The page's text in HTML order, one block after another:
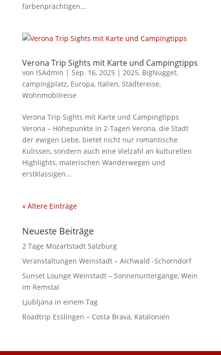
farbenprächtigen...
Verona Trip Sights mit Karte und Campingtipps
von ISAdmin | Sep. 16, 2025 | 2025, BigNugget,
campingplatz, Europa, Italien, Städtereise,
Wohnmobilreise
Verona Trip Sights mit Karte und Campingtipps
Verona – Höhepunkte in 2-Tagen Verona, die Stadt
der ewigen Liebe, bietet nicht nur romantische
Kulissen, sondern auch eine Vielzahl an kulturellen
Highlights, malerischen Wanderwegen und
erstklassigen...
« Ältere Einträge
Neueste Beiträge
2 Tage Mozartstadt Salzburg
Veranstaltungen Weinstadt – Aichwald -Schorndorf
Sunset Lounge Weinstadt – Sonnenuntergänge, Wein
im Remstal
Ljubljana in einem Tag
Roadtrip Esslingen – Costa Brava, Katalonien